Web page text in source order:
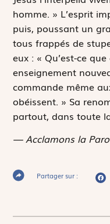
homme. » L’esprit
puis, poussant un
tous frappés de
eux : « Qu’est-ce
enseignement
commande même
obéissent. » Sa
partout, dans toute
— Acclamons la
Partager sur :